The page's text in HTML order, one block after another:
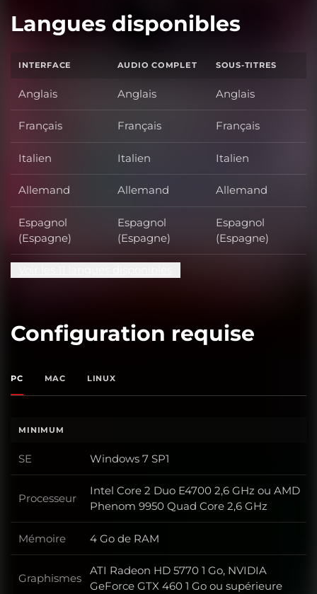
Langues disponibles
INTERFACE AUDIO COMPLET SOUS-TITRES
Anglais Anglais Anglais
Français Français Français
Italien Italien Italien
Allemand Allemand Allemand
Espagnol
(Espagne)
Espagnol
(Espagne)
Espagnol
(Espagne)
Configuration requise
PC MAC LINUX
MINIMUM
SE SE
Windows 7 SP1
Processeur Processeur
Intel Core 2 Duo E4700 2,6 GHz ou AMD
Phenom 9950 Quad Core 2,6 GHz
Mémoire Mémoire
4 Go de RAM
Graphismes Graphismes
ATI Radeon HD 5770 1 Go, NVIDIA
GeForce GTX 460 1 Go ou supérieure